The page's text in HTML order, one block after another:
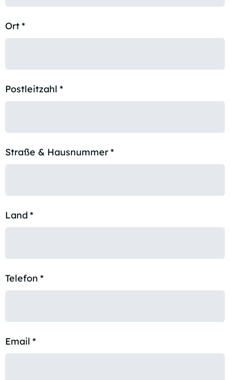
Ort*
Postleitzahl *
Straße & Hausnummer*
Land*
Telefon *
Email *